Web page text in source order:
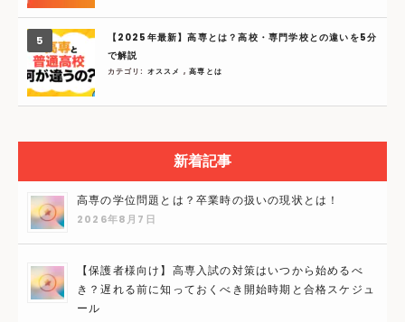
【2025年最新】高専とは？高校・専門学校との違いを5分
で解説
カテゴリ: オススメ ,高専とは
新着記事
高専の学位問題とは？卒業時の扱いの現状とは！
2026年8月7日
【保護者様向け】高専入試の対策はいつから始めるべ
き？遅れる前に知っておくべき開始時期と合格スケジュ
ール